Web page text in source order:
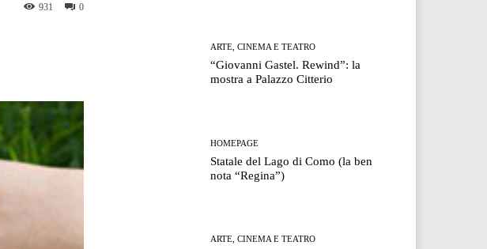
0
931
ARTE, CINEMA E TEATRO
“Giovanni Gastel. Rewind”: la
mostra a Palazzo Citterio
HOMEPAGE
Statale del Lago di Como (la ben
nota “Regina”)
ARTE, CINEMA E TEATRO